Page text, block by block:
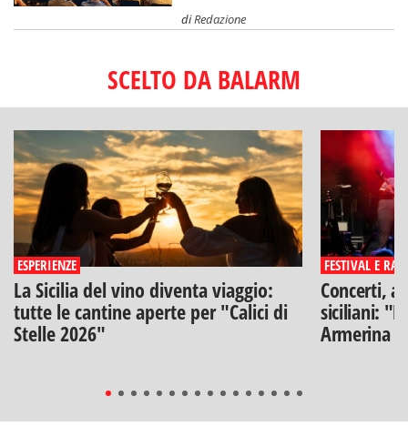
diRedazione
SCELTO DA BALARM
ESPERIENZE
La Sicilia del vino diventa viaggio:
tutte le cantine aperte per "Calici di
Stelle 2026"
FESTIVAL E
Concerti,
siciliani:
Armerina